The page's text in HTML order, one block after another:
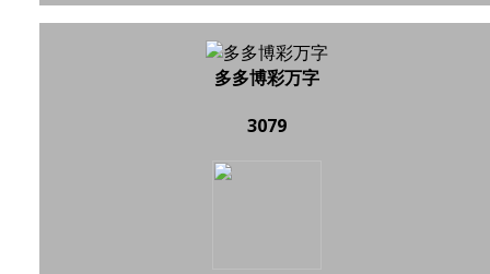
多多博彩万字
3079